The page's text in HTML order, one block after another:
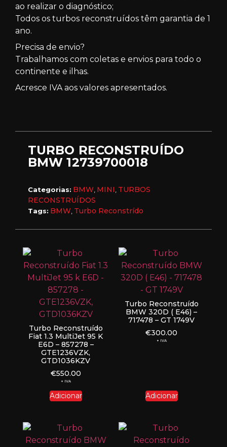
ao realizar o diagnóstico;
Todos os turbos reconstruídos têm garantia de 1
ano.
Precisa de envio?
Trabalhamos com coletas e envios para todo o
continente e ilhas.
Acresce IVA aos valores apresentados.
TURBO RECONSTRUÍDO
BMW 12739700018
Categorias: BMW, MINI, TURBOS
RECONSTRUÍDOS
Tags: BMW, Turbo Reconstrído
Turbo Reconstruído
Fiat 1.3 MultiJet 95 K
E6D – 857278 –
GTE1236VZK,
GTD1036KZV
€550.00
+ IVA
Adicionar
Turbo Reconstruído
BMW 320D ( E46) –
717478 – GT 1749V
€300.00
+ IVA
Adicionar